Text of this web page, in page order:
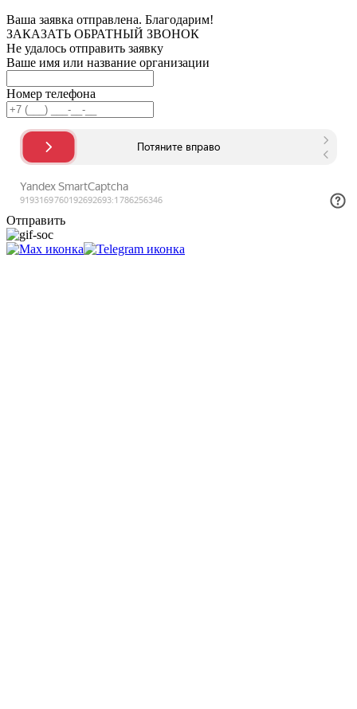
Ваша заявка отправлена. Благодарим!
ЗАКАЗАТЬ ОБРАТНЫЙ ЗВОНОК
Не удалось отправить заявку
Ваше имя или название организации
Номер телефона
Отправить